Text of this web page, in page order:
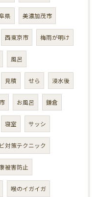
県 美濃加茂市
西東京市 梅雨が明け
風呂
見積 せら 浸水後
お風呂 鎌倉
寝室 サッシ
対策テクニック
被害防止
喉のイガイガ